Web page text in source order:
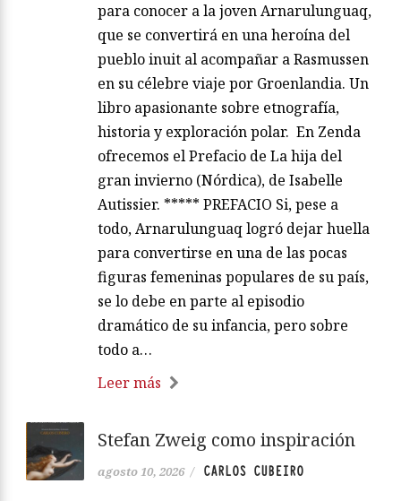
para conocer a la joven Arnarulunguaq,
que se convertirá en una heroína del
pueblo inuit al acompañar a Rasmussen
en su célebre viaje por Groenlandia. Un
libro apasionante sobre etnografía,
historia y exploración polar. En Zenda
ofrecemos el Prefacio de La hija del
gran invierno (Nórdica), de Isabelle
Autissier. ***** PREFACIO Si, pese a
todo, Arnarulunguaq logró dejar huella
para convertirse en una de las pocas
figuras femeninas populares de su país,
se lo debe en parte al episodio
dramático de su infancia, pero sobre
todo a…
Leer más
Stefan Zweig como inspiración
agosto 10, 2026 / CARLOS CUBEIRO